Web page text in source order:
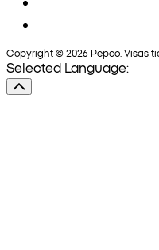
Copyright © 2026 Pepco. Visas
Selected Language: